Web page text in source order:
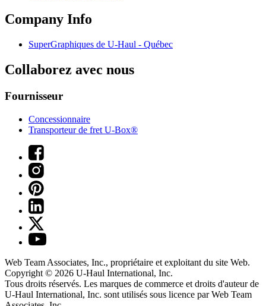
Company Info
SuperGraphiques de U-Haul - Québec
Collaborez avec nous
Fournisseur
Concessionnaire
Transporteur de fret U-Box®
Web Team Associates, Inc., propriétaire et exploitant du site Web.
Copyright © 2026 U-Haul International, Inc.
Tous droits réservés. Les marques de commerce et droits d'auteur de
U-Haul International, Inc. sont utilisés sous licence par Web Team